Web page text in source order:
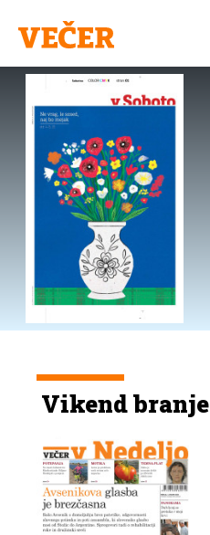
Vikend branje